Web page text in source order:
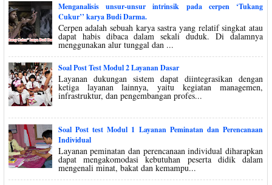
Menganalisis unsur-unsur intrinsik pada cerpen ‘Tukang
Cukur’’ karya Budi Darma.
Cerpen adalah sebuah karya sastra yang relatif singkat atau
dapat habis dibaca dalam sekali duduk. Di dalamnya
menggunakan alur tunggal dan ...
Soal Post Test Modul 2 Layanan Dasar
Layanan dukungan sistem dapat diintegrasikan dengan
ketiga layanan lainnya, yaitu kegiatan managemen,
infrastruktur, dan pengembangan profes...
Soal Post test Modul 1 Layanan Peminatan dan Perencanaan
Individual
Layanan peminatan dan perencanaan individual diharapkan
dapat mengakomodasi kebutuhan peserta didik dalam
mengenali minat, bakat dan kemampu...